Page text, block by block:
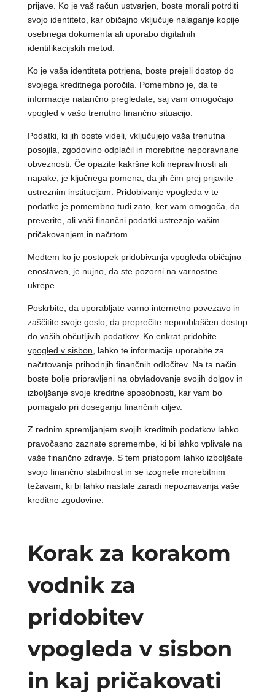
prijave. Ko je vaš račun ustvarjen, boste morali potrditi
svojo identiteto, kar običajno vključuje nalaganje kopije
osebnega dokumenta ali uporabo digitalnih
identifikacijskih metod.
Ko je vaša identiteta potrjena, boste prejeli dostop do
svojega kreditnega poročila. Pomembno je, da te
informacije natančno pregledate, saj vam omogočajo
vpogled v vašo trenutno finančno situacijo.
Podatki, ki jih boste videli, vključujejo vaša trenutna
posojila, zgodovino odplačil in morebitne neporavnane
obveznosti. Če opazite kakršne koli nepravilnosti ali
napake, je ključnega pomena, da jih čim prej prijavite
ustreznim institucijam. Pridobivanje vpogleda v te
podatke je pomembno tudi zato, ker vam omogoča, da
preverite, ali vaši finančni podatki ustrezajo vašim
pričakovanjem in načrtom.
Medtem ko je postopek pridobivanja vpogleda običajno
enostaven, je nujno, da ste pozorni na varnostne
ukrepe.
Poskrbite, da uporabljate varno internetno povezavo in
zaščitite svoje geslo, da preprečite nepooblaščen dostop
do vaših občutljivih podatkov. Ko enkrat pridobite
vpogled v sisbon , lahko te informacije uporabite za
načrtovanje prihodnjih finančnih odločitev. Na ta način
boste bolje pripravljeni na obvladovanje svojih dolgov in
izboljšanje svoje kreditne sposobnosti, kar vam bo
pomagalo pri doseganju finančnih ciljev.
Z rednim spremljanjem svojih kreditnih podatkov lahko
pravočasno zaznate spremembe, ki bi lahko vplivale na
vaše finančno zdravje. S tem pristopom lahko izboljšate
svojo finančno stabilnost in se izognete morebitnim
težavam, ki bi lahko nastale zaradi nepoznavanja vaše
kreditne zgodovine.
Korak za korakom
vodnik za
pridobitev
vpogleda v sisbon
in kaj pričakovati